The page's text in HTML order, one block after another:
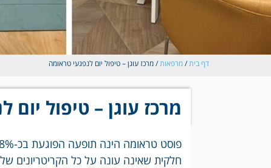
דף בית/מרפאות/מרכז עוגן – טיפול יום לנפגעי טראומה
מרכז עוגן – טיפול יום
חלקית שאינה עונה על כל הקריטריונים